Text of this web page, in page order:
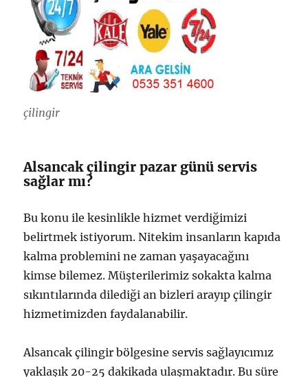
çilingir
Alsancak çilingir pazar günü servis
sağlar mı?
Bu konu ile kesinlikle hizmet verdiğimizi
belirtmek istiyorum. Nitekim insanların kapıda
kalma problemini ne zaman yaşayacağını
kimse bilemez. Müşterilerimiz sokakta kalma
sıkıntılarında dilediği an bizleri arayıp çilingir
hizmetimizden faydalanabilir.
Alsancak çilingir bölgesine servis sağlayıcımız
yaklaşık 20-25 dakikada ulaşmaktadır. Bu süre